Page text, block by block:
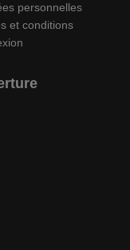
personnelles
et conditions